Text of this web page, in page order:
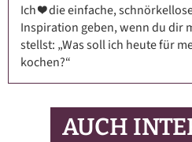
Ich ❤️ die einfache,
Inspiration geben, wenn du dir
stellst: „Was soll ich heute für
kochen?“
AUCH